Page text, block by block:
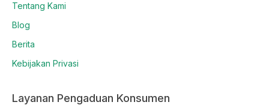
Tentang Kami
Blog
Berita
Kebijakan Privasi
Layanan Pengaduan Konsumen